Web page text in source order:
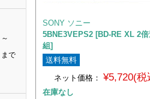
～
まで
SONY ソニー
5BNE3VEPS2 [BD-RE XL 2
組]
送料無料
ネット価格： ¥5,720(税
在庫なし